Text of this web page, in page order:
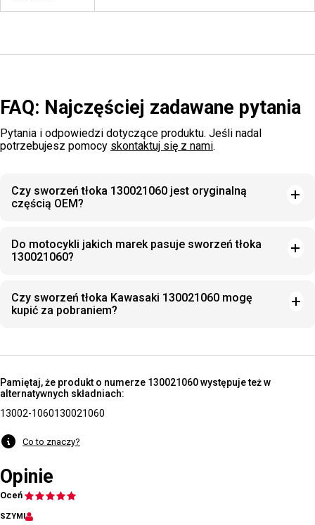
FAQ: Najczęściej zadawane pytania
Pytania i odpowiedzi dotyczące produktu. Jeśli nadal
potrzebujesz pomocy skontaktuj się z nami.
Czy sworzeń tłoka 130021060 jest oryginalną
częścią OEM?
Do motocykli jakich marek pasuje sworzeń tłoka
130021060?
Czy sworzeń tłoka Kawasaki 130021060 mogę
kupić za pobraniem?
Pamiętaj, że produkt o numerze 130021060 występuje też w
alternatywnych składniach:
13002-1060130021060
Co to znaczy?
Opinie
Oceń
SZYMI